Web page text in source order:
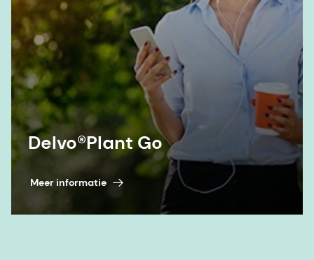
Delvo®Plant Go
Meer informatie